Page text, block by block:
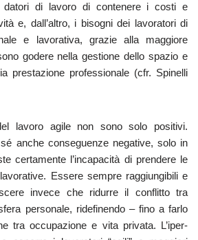
datori di lavoro di contenere i costi e
e, dall’altro, i bisogni dei lavoratori di
e lavorativa, grazie alla maggiore
godere nella gestione dello spazio e
prestazione professionale (cfr. Spinelli
lavoro agile non sono solo positivi.
anche conseguenze negative, solo in
certamente l’incapacità di prendere le
Essere sempre raggiungibili e
invece che ridurre il conflitto tra
personale, ridefinendo – fino a farlo
tra occupazione e vita privata. L’iper-